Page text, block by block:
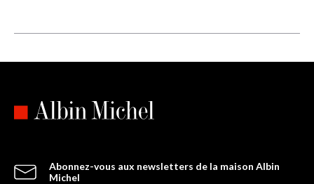
Abonnez-vous aux newsletters de la maison Albin
Michel